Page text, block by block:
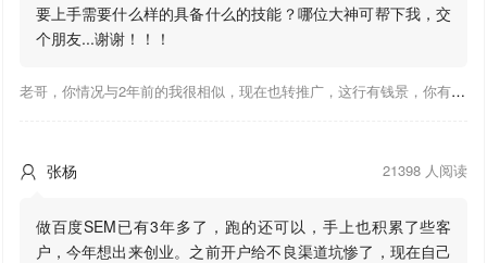
要上手需要什么样的具备什么的技能？哪位大神可帮下我，交
个朋友...谢谢！！！
老哥，你情况与2年前的我很相似，现在也转推广，这行有钱景，你有基础上手会比较快，不必担心。至于学竞价还是信息流哪个好，我是信息流广告入手，现在迷上靠谱推关注大神们的营销推广干货。有空你也可多泡下这站，真能学到不少东西；希望可以帮到你！
 张杨 21398 人阅读
做百度SEM已有3年多了，跑的还可以，手上也积累了些客
户，今年想出来创业。之前开户给不良渠道坑惨了，现在自己